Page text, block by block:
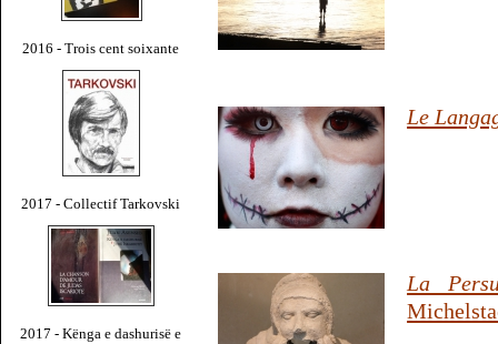
2016 - Trois cent soixante
2017 - Collectif Tarkovski
2017 - Kënga e dashurisë e
Le
La